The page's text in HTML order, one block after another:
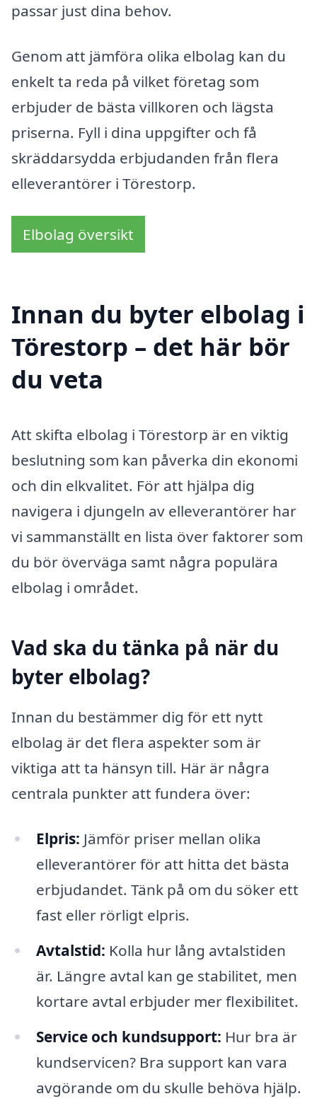
passar just dina behov.
Genom att jämföra olika elbolag kan du
enkelt ta reda på vilket företag som
erbjuder de bästa villkoren och lägsta
priserna. Fyll i dina uppgifter och få
skräddarsydda erbjudanden från flera
elleverantörer i Törestorp.
Elbolag översikt
Innan du byter elbolag i
Törestorp – det här bör
du veta
Att skifta elbolag i Törestorp är en viktig
beslutning som kan påverka din ekonomi
och din elkvalitet. För att hjälpa dig
navigera i djungeln av elleverantörer har
vi sammanställt en lista över faktorer som
du bör överväga samt några populära
elbolag i området.
Vad ska du tänka på när du
byter elbolag?
Innan du bestämmer dig för ett nytt
elbolag är det flera aspekter som är
viktiga att ta hänsyn till. Här är några
centrala punkter att fundera över:
Elpris: Jämför priser mellan olika
elleverantörer för att hitta det bästa
erbjudandet. Tänk på om du söker ett
fast eller rörligt elpris.
Avtalstid: Kolla hur lång avtalstiden
är. Längre avtal kan ge stabilitet, men
kortare avtal erbjuder mer flexibilitet.
Service och kundsupport: Hur bra är
kundservicen? Bra support kan vara
avgörande om du skulle behöva hjälp.